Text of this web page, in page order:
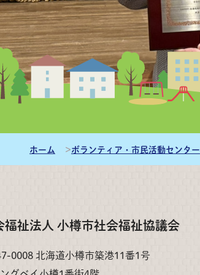
ホーム ボランティア・市民活動センター
福祉法人 小樽市社会福祉協議会
0008 北海道小樽市築港11番1号